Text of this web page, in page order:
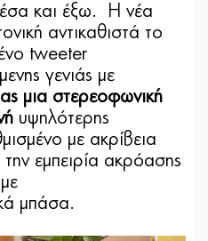
και έξω. Η νέα
αντικαθιστά το
tweeter
γενιάς με
μια στερεοφωνική
υψηλότερης
με ακρίβεια
εμπειρία ακρόασης
με
μπάσα.